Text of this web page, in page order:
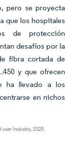
pero se proyecta
que los hospitales
de protección
desafíos por la
fibra cortada de
y que ofrecen
ha llevado a los
en nichos